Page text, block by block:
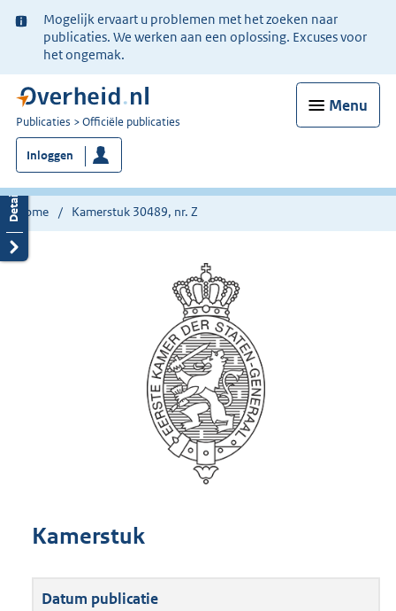
Ter
informatie:
Mogelijk ervaart u problemen met het zoeken naar
publicaties. We werken aan een oplossing. Excuses voor
het ongemak.
Menu
U
bent
nu
hier:
Publicaties Officiële publicaties
Inloggen
Home Kamerstuk 30489, nr. Z
Kamerstuk